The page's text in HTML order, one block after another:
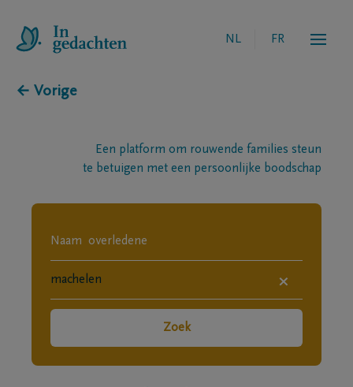
NL FR
← Vorige
Een platform om rouwende families steun
te betuigen met een persoonlijke boodschap
×
Zoek